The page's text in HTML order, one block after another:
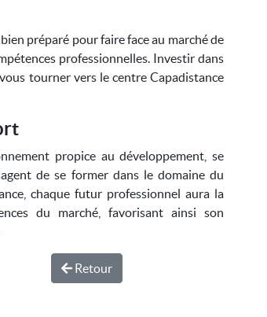
préparé pour faire face au marché de
professionnelles. Investir dans
tourner vers le centre Capadistance
propice au développement, se
de se former dans le domaine du
chaque futur professionnel aura la
du marché, favorisant ainsi son
Retour